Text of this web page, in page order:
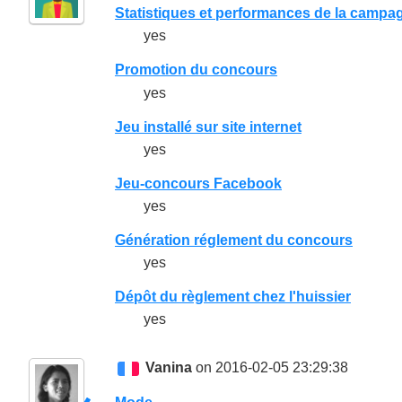
Statistiques et performances de la
yes
Promotion du concours
yes
Jeu installé sur site internet
yes
Jeu-concours Facebook
yes
Génération réglement du concours
yes
Dépôt du règlement chez l'huissier
yes
Vanina on 2016-02-05 23:29:38